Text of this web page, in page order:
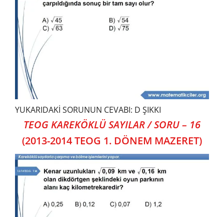
YUKARIDAKİ SORUNUN CEVABI: D ŞIKKI
TEOG KAREKÖKLÜ SAYILAR / SORU – 16
(2013-2014 TEOG 1. DÖNEM MAZERET)